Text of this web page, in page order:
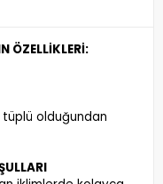
ÖZELLİKLERİ:
tüplü olduğundan